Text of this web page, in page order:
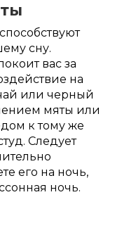
сну.
вас за
на
или черный
мяты или
к тому же
Следует
его на ночь,
ночь.